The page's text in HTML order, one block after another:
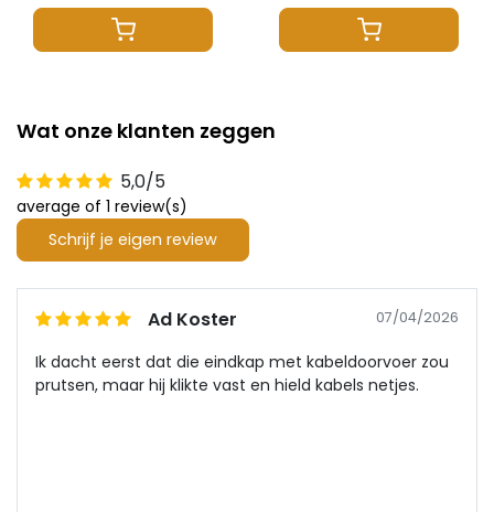
Wat onze klanten zeggen
5,0/5
average of 1 review(s)
Schrijf je eigen review
Ad Koster 07/04/2026
Ik dacht eerst dat die eindkap met kabeldoorvoer zou
prutsen, maar hij klikte vast en hield kabels netjes.